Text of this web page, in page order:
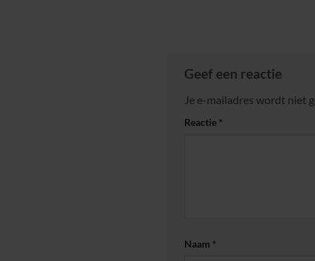
Geef een reactie
Je e-mailadres wordt niet
Reactie *
Naam *